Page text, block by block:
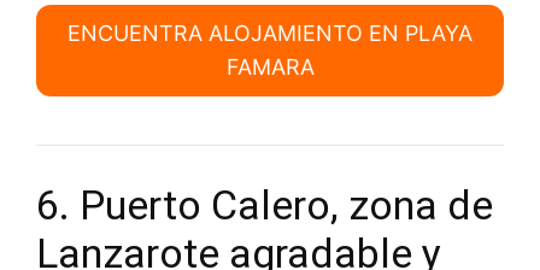
ENCUENTRA ALOJAMIENTO EN PLAYA
FAMARA
6. Puerto Calero, zona de
Lanzarote agradable y